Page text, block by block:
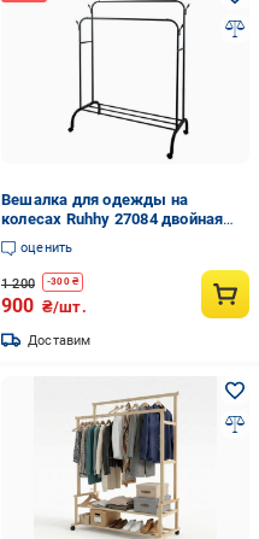
Вешалка для одежды на
колесах Ruhhy 27084 двойная
(27084)
оценить
1 200 -300₴
900 ₴/шт.
Доставим